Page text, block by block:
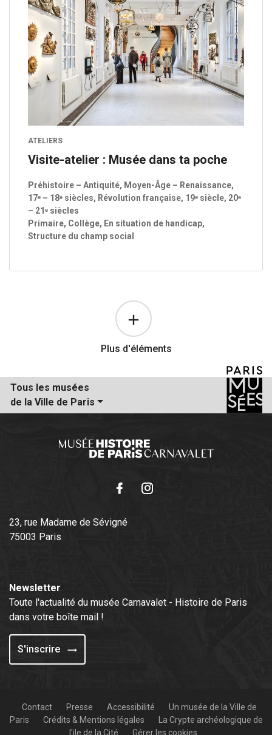
ATELIERS
Visite-atelier : Musée dans ta poche
Préhistoire – Antiquité, Moyen-Âge – Renaissance,
17ᵉ – 18ᵉ siècles, Révolution française, 19ᵉ siècle, 20ᵉ
– 21ᵉ siècles
Primaire, Collège, En situation de handicap,
Structure du champ social
Plus d'éléments
Tous les musées
de la Ville de Paris
23, rue Madame de Sévigné
75003 Paris
Newsletter
Toute l'actualité du musée Carnavalet - Histoire de Paris
dans votre boîte mail !
S'inscrire
Contact Presse Accessibilité
Un musée de la Ville de
Paris
Crédits & Mentions légales
La Crypte archéologique de
l'ile de la Cité
Gérer les cookies